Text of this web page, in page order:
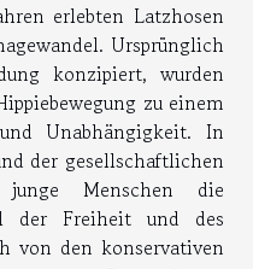
erlebten Latzhosen
Ursprünglich
konzipiert, wurden
zu einem
Unabhängigkeit. In
der gesellschaftlichen
junge Menschen die
der Freiheit und des
von den konservativen